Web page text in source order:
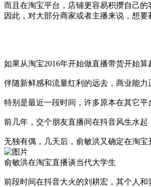
而且在淘宝平台，店铺更容易积攒自己
因此，对大部分商家或者主播来说，想
如果从淘宝2016年开始做直播带货开始
伴随新鲜感和流量红利的远去，商业能力
特别是最近一段时间，许多原本在其它平
前几年，交个朋友直播间在抖音风生水
无独有偶，几天后，俞敏洪又确定在淘
俞敏洪在淘宝直播谈当代大学生
前段时间在抖音大火的刘耕宏，其个人